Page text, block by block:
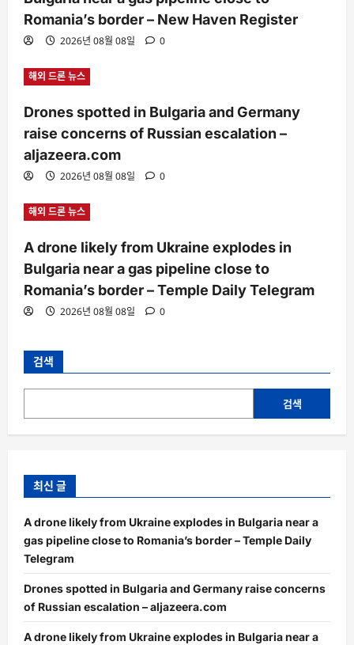
Romania’s border – New Haven Register
2026년 08월 08일 0
해외 드론 뉴스
Drones spotted in Bulgaria and Germany
raise concerns of Russian escalation –
aljazeera.com
2026년 08월 08일 0
해외 드론 뉴스
A drone likely from Ukraine explodes in
Bulgaria near a gas pipeline close to
Romania’s border – Temple Daily Telegram
2026년 08월 08일 0
검색
검색
최신 글
A drone likely from Ukraine explodes in Bulgaria near a
gas pipeline close to Romania’s border – Temple Daily
Telegram
Drones spotted in Bulgaria and Germany raise concerns
of Russian escalation – aljazeera.com
A drone likely from Ukraine explodes in Bulgaria near a